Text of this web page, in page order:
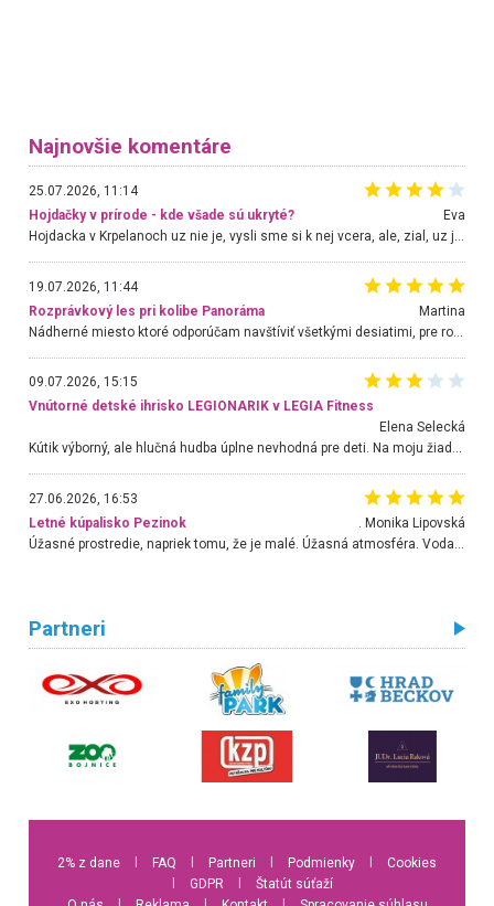
Najnovšie komentáre
25.07.2026, 11:14
Hojdačky v prírode - kde všade sú ukryté?
Eva
Hojdacka v Krpelanoch uz nie je, vysli sme si k nej vcera, ale, zial, uz je znicena. Ak sem planujete cestu len kvoli hojdacke, mozete si ju usetrit. Krasny vyhlad je tu vsak aj bez hojdacky :-)
19.07.2026, 11:44
Rozprávkový les pri kolibe Panoráma
Martina
Nádherné miesto ktoré odporúčam navštíviť všetkými desiatimi, pre rodiny s deťmi, dôchodcom... Proste a jednoducho ozaj rozprávkový les.. určite ešte prídeme. Odniesli sme si na pamiatku krásne tričká,
09.07.2026, 15:15
Vnútorné detské ihrisko LEGIONARIK v LEGIA Fitness
Elena Selecká
Kútik výborný, ale hlučná hudba úplne nevhodná pre deti. Na moju žiadosť o aspoň sušenie nereagovali.
27.06.2026, 16:53
Letné kúpalisko Pezinok
. Monika Lipovská
Úžasné prostredie, napriek tomu, že je malé. Úžasná atmosféra. Voda fantastická a nádherná. Ľudí je pomerne veľa, ale su mili a ohľaduplní. Je veľmi zaujímavé sledovať, ako dokážu spolu športovať cudzí ľudia a bez ohľadu na vek. Vládne tu pohoda. Vnuka neviem dostať z vody. Ďakujem za krásny deň . Urcite sa sem vrátim. Jediný problém je s parkovaním, ale aj ten sa mi podarilo vyriešiť. Monika Bratislava
Partneri
2% z dane FAQ Partneri Podmienky
Cookies
GDPR
Štatút súťaží